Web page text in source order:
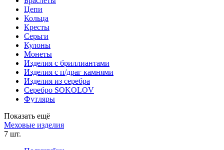
Цепи
Кольца
Кресты
Серьги
Кулоны
Монеты
Изделия с бриллиантами
Изделия с п/драг камнями
Изделия из серебра
Серебро SOKOLOV
Футляры
Показать ещё
Меховые изделия
7 шт.